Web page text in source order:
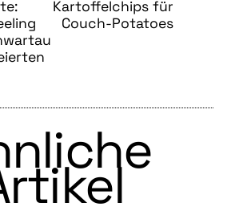
Kartoffelchips für
Couch-Potatoes